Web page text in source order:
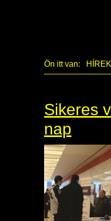
Ön itt van: HÍREK
Sikeres
nap